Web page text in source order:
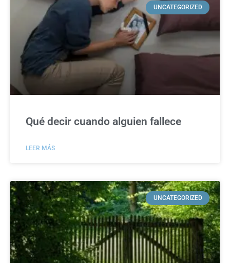
UNCATEGORIZED
Qué decir cuando alguien fallece
LEER MÁS
UNCATEGORIZED